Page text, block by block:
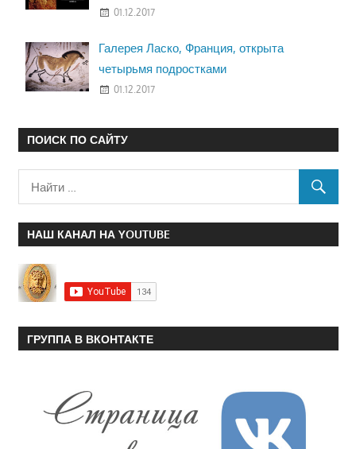
01.12.2017
Галерея Ласко, Франция, открыта
четырьмя подростками
01.12.2017
ПОИСК ПО САЙТУ
НАШ КАНАЛ НА YOUTUBE
ГРУППА В ВКОНТАКТЕ